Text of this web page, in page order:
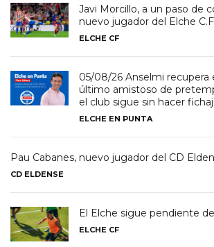
Javi Morcillo, a un paso de
nuevo jugador del Elche
ELCHE CF
05/08/26 Anselmi recupera
último amistoso de
el club sigue sin hacer
ELCHE EN PUNTA
Pau Cabanes, nuevo jugador del CD
CD ELDENSE
El Elche sigue pendiente
ELCHE CF